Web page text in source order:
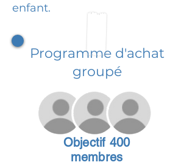
enfant.
Programme d'achat
groupé
Objectif 400
membres